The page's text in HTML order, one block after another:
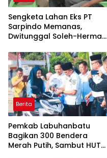
Sengketa Lahan Eks PT
Sarpindo Memanas,
Dwitunggal Soleh-Herman
ke Pulau Rupat
Berita
Pemkab Labuhanbatu
Bagikan 300 Bendera
Merah Putih, Sambut HUT